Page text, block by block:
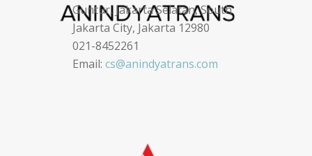
Guntur, Jakarta Selatan, South
Jakarta City, Jakarta 12980
021-8452261
Email: cs@anindyatrans.com